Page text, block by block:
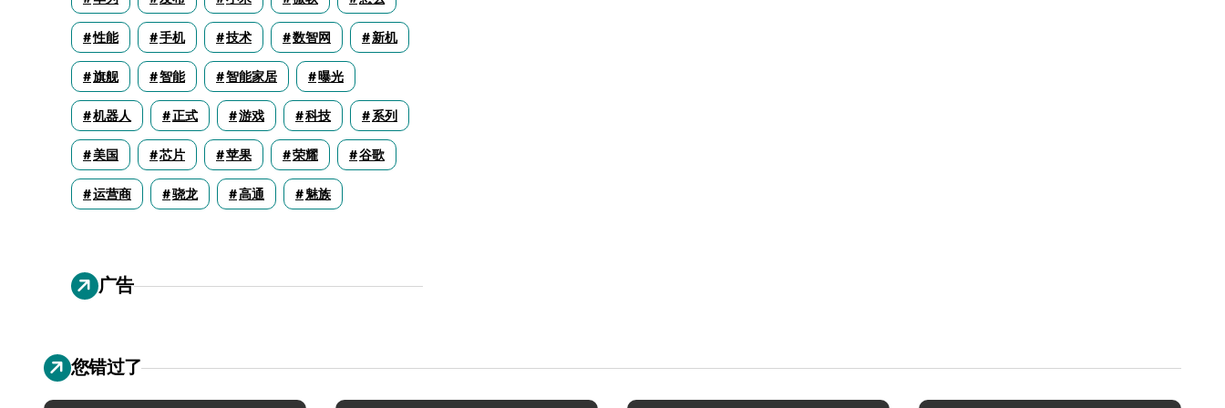
性能 手机 技术 数智网 新机
旗舰 智能 智能家居 曝光
机器人 正式 游戏 科技 系列
美国 芯片 苹果 荣耀 谷歌
运营商 骁龙 高通 魅族
广告
您错过了